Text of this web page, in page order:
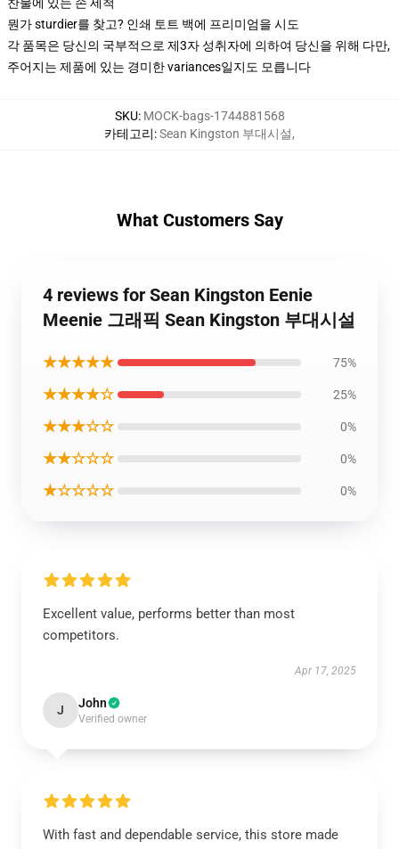
뭔가 sturdier를 찾고? 인쇄 토트 백에 프리미엄을 시도
각 품목은 당신의 국부적으로 제3자 성취자에 의하여 당신을 위해 다만,
주어지는 제품에 있는 경미한 variances일지도 모릅니다
SKU: MOCK-bags-1744881568
카테고리:Sean Kingston 부대시설,
What Customers Say
4 reviews for Sean Kingston Eenie
Meenie 그래픽 Sean Kingston 부대시설
★★★★★ 75%
★★★★☆ 25%
★★★☆☆ 0%
★★☆☆☆ 0%
★☆☆☆☆ 0%
Excellent value, performs better than most
competitors.
Apr 17, 2025
J John
Verified owner
With fast and dependable service, this store made